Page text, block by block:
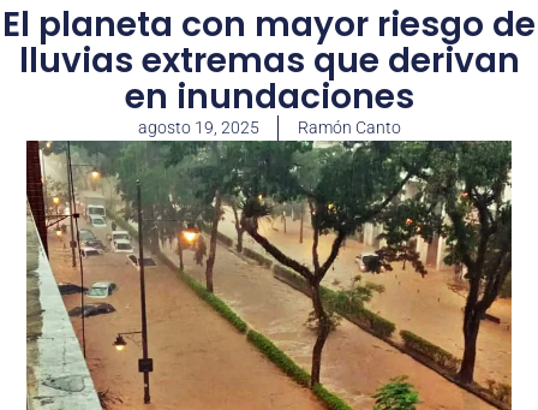
El planeta con mayor riesgo de
lluvias extremas que derivan
en inundaciones
agosto 19, 2025 Ramón Canto